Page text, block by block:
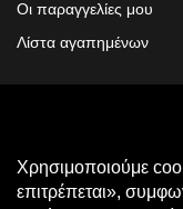
Οι παραγγελίες μου
Λίστα αγαπημένων
© 2025 FEDE
Design &
ALPHA